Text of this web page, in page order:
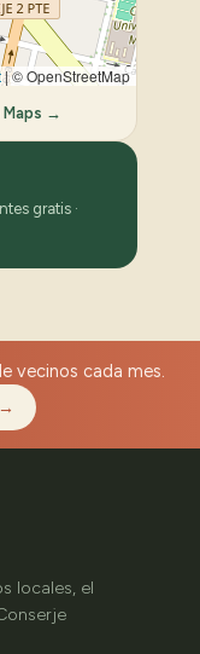
|© OpenStreetMap
Maps →
gratis ·
vecinos cada mes.
locales, el